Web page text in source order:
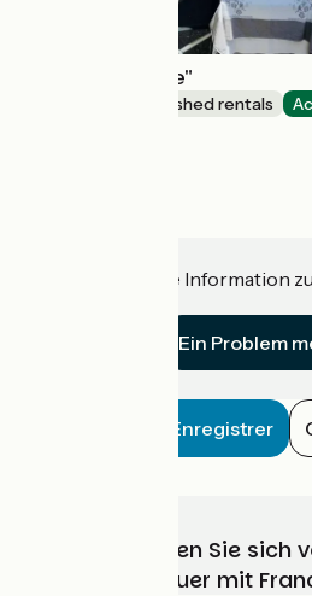
Gîte "Le cottage"
Lodgings and furnished rentals
Haben Sie eine Information
Ein Problem
Enregistrer
Wählen, bereiten Sie sich
Ihr Radabenteuer mit